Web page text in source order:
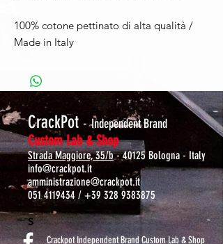
100% cotone pettinato di alta qualità /
Made in Italy
CrackPot - Independent Brand
Custom Lab & Shop
Strada Maggiore, 35/b- 40125 Bologna - Italy
info@crackpot.it
amministrazione@crackpot.it
051 4119434 / +39 328 9383875
S
Crackpot Independent Brand Custom Lab & Shop